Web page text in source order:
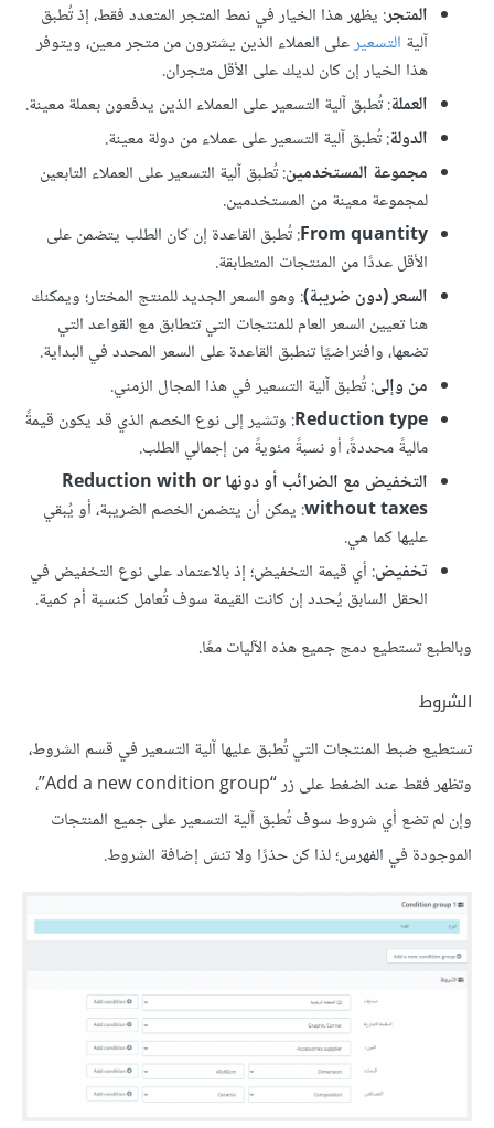
المتجر: يظهر هذا الخيار في نمط المتجر المتعدد فقط، إذ تُطبق
آلية التسعيرعلى العملاء الذين يشترون من متجر معين، ويتوفر
هذا الخيار إن كان لديك على الأقل متجران.
العملة: تُطبق آلية التسعير على العملاء الذين يدفعون بعملة معينة.
الدولة: تُطبق آلية التسعير على عملاء من دولة معينة.
مجموعة المستخدمين: تُطبق آلية التسعير على العملاء التابعين
لمجموعة معينة من المستخدمين.
From quantity: تُطبق القاعدة إن كان الطلب يتضمن على
الأقل عددًا من المنتجات المتطابقة.
السعر (دون ضريبة): وهو السعر الجديد للمنتج المختار؛ ويمكنك
هنا تعيين السعر العام للمنتجات التي تتطابق مع القواعد التي
تضعها، وافتراضيًا تنطبق القاعدة على السعر المحدد في البداية.
من وإلى: تُطبق آلية التسعير في هذا المجال الزمني.
Reduction type: وتشير إلى نوع الخصم الذي قد يكون قيمةً
ماليةً محددةً، أو نسبةً مئويةً من إجمالي الطلب.
التخفيض مع الضرائب أو دونها Reduction with or
without taxes: يمكن أن يتضمن الخصم الضريبة، أو يُبقي
عليها كما هي.
تخفيض: أي قيمة التخفيض؛ إذ بالاعتماد على نوع التخفيض في
الحقل السابق يُحدد إن كانت القيمة سوف تُعامل كنسبة أم كمية.
وبالطبع تستطيع دمج جميع هذه الآليات معًا.
الشروط
تستطيع ضبط المنتجات التي تُطبق عليها آلية التسعير في قسم الشروط،
وتظهر فقط عند الضغط على زر “Add a new condition group”،
وإن لم تضع أي شروط سوف تُطبق آلية التسعير على جميع المنتجات
الموجودة في الفهرس؛ لذا كن حذرًا ولا تنسَ إضافة الشروط.